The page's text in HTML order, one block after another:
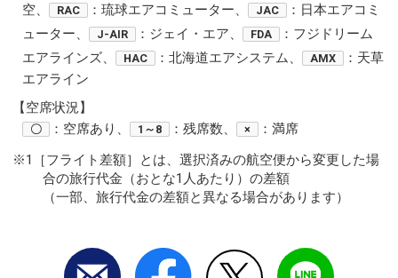
空、
RAC ：琉球エアコミューター、 JAC
：日本エアコミ
ューター、
J-AIR ：ジェイ・エア、 FDA
：フジドリーム
エアラインズ、
HAC ：北海道エアシステム、 AMX
：天草
エアライン
【空席状況】
〇 ：空席あり、 1～8 ：残席数、 ×
：満席
※1［フライト差額］とは、選択済みの航空便から変更した場
合の旅行代金（おとな1人あたり）の差額
（一部、旅行代金の差額と異なる場合があります）